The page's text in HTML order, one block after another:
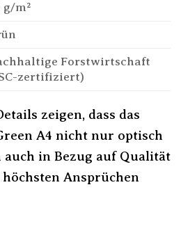
g/m²
Forstwirtschaft
zertifiziert)
zeigen, dass das
A4 nicht nur optisch
in Bezug auf Qualität
Ansprüchen